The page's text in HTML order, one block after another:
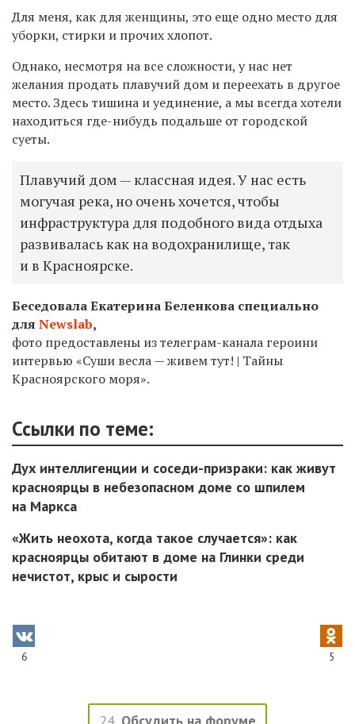
Для меня, как для женщины, это еще одно место для
уборки, стирки и прочих хлопот.
Однако, несмотря на все сложности, у нас нет
желания продать плавучий дом и переехать в другое
место. Здесь тишина и уединение, а мы всегда хотели
находиться где-нибудь подальше от городской
суеты.
Плавучий дом — классная идея. У нас есть
могучая река, но очень хочется, чтобы
инфраструктура для подобного вида отдыха
развивалась как на водохранилище, так
и в Красноярске.
Беседовала Екатерина Беленкова специально
для Newslab,
фото предоставлены из телеграм-канала героини
интервью «Суши весла — живем тут! | Тайны
Красноярского моря».
Ссылки по теме:
Дух интеллигенции и соседи-призраки: как живут
красноярцы в небезопасном доме со шпилем
на Маркса
«Жить неохота, когда такое случается»: как
красноярцы обитают в доме на Глинки среди
нечистот, крыс и сырости
6 5
24 Обсудить на форуме